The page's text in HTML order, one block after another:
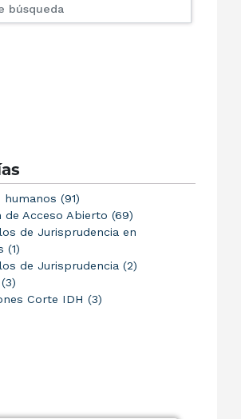
humanos (91)
de Acceso Abierto (69)
de Jurisprudencia en
(1)
de Jurisprudencia (2)
Corte IDH (3)